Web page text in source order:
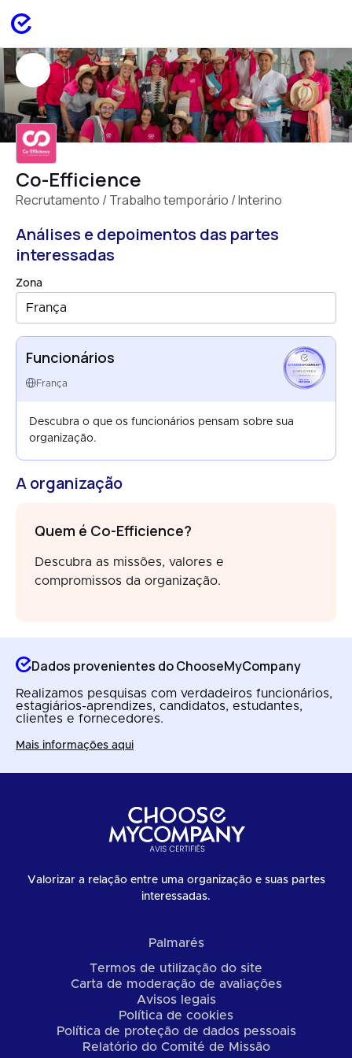
Co-Efficience
Recrutamento / Trabalho temporário / Interino
Análises e depoimentos das partes
interessadas
Zona
França
Funcionários
França
EMPLOYEES
FRANCE
SEP 2024
Descubra o que os funcionários pensam sobre sua
organização.
A organização
Quem é Co-Efficience?
Descubra as missões, valores e
compromissos da organização.
Dados provenientes do ChooseMyCompany
Realizamos pesquisas com verdadeiros funcionários,
estagiários-aprendizes, candidatos, estudantes,
clientes e fornecedores.
Mais informações aqui
Valorizar a relação entre uma organização e suas partes
interessadas.
Palmarés
Termos de utilização do site
Carta de moderação de avaliações
Avisos legais
Política de cookies
Política de proteção de dados pessoais
Relatório do Comité de Missão